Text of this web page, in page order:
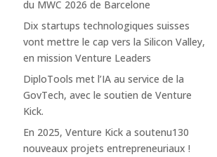
du MWC 2026 de Barcelone
Dix startups technologiques suisses
vont mettre le cap vers la Silicon Valley,
en mission Venture Leaders
DiploTools met l’IA au service de la
GovTech, avec le soutien de Venture
Kick.
En 2025, Venture Kick a soutenu130
nouveaux projets entrepreneuriaux !